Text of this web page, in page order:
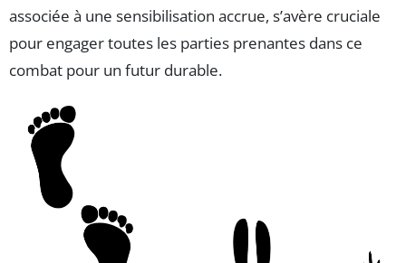
associée à une sensibilisation accrue, s’avère cruciale
pour engager toutes les parties prenantes dans ce
combat pour un futur durable.